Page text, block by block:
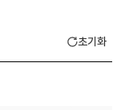
초기화